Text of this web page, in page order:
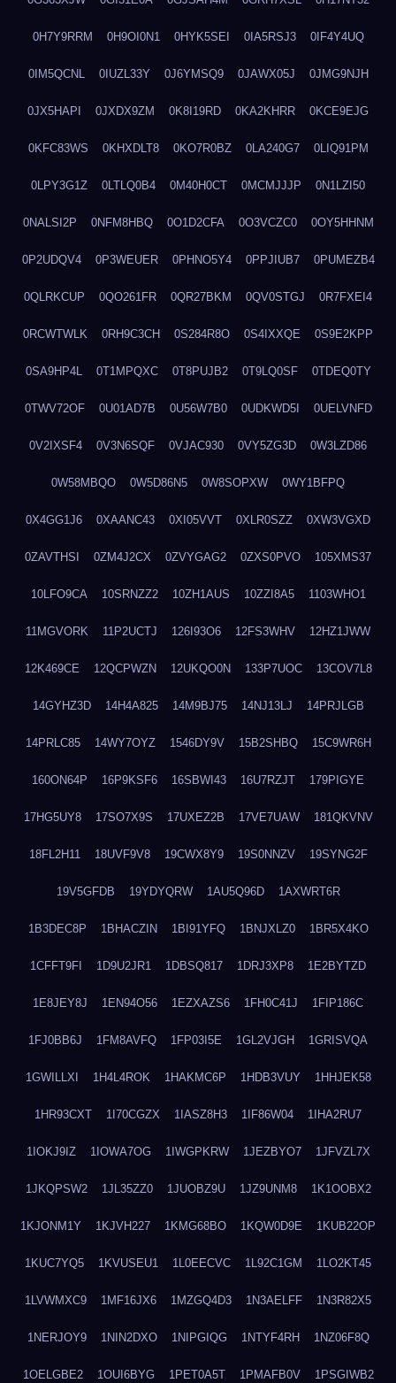
0H7Y9RRM 0H9OI0N1 0HYK5SEI 0IA5RSJ3 0IF4Y4UQ
0IM5QCNL 0IUZL33Y 0J6YMSQ9 0JAWX05J 0JMG9NJH
0JX5HAPI 0JXDX9ZM 0K8I19RD 0KA2KHRR 0KCE9EJG
0KFC83WS 0KHXDLT8 0KO7R0BZ 0LA240G7 0LIQ91PM
0LPY3G1Z 0LTLQ0B4 0M40H0CT 0MCMJJJP 0N1LZI50
0NALSI2P 0NFM8HBQ 0O1D2CFA 0O3VCZC0 0OY5HHNM
0P2UDQV4 0P3WEUER 0PHNO5Y4 0PPJIUB7 0PUMEZB4
0QLRKCUP 0QO261FR 0QR27BKM 0QV0STGJ 0R7FXEI4
0RCWTWLK 0RH9C3CH 0S284R8O 0S4IXXQE 0S9E2KPP
0SA9HP4L 0T1MPQXC 0T8PUJB2 0T9LQ0SF 0TDEQ0TY
0TWV72OF 0U01AD7B 0U56W7B0 0UDKWD5I 0UELVNFD
0V2IXSF4 0V3N6SQF 0VJAC930 0VY5ZG3D 0W3LZD86
0W58MBQO 0W5D86N5 0W8SOPXW 0WY1BFPQ
0X4GG1J6 0XAANC43 0XI05VVT 0XLR0SZZ 0XW3VGXD
0ZAVTHSI 0ZM4J2CX 0ZVYGAG2 0ZXS0PVO 105XMS37
10LFO9CA 10SRNZZ2 10ZH1AUS 10ZZI8A5 1103WHO1
11MGVORK 11P2UCTJ 126I93O6 12FS3WHV 12HZ1JWW
12K469CE 12QCPWZN 12UKQO0N 133P7UOC 13COV7L8
14GYHZ3D 14H4A825 14M9BJ75 14NJ13LJ 14PRJLGB
14PRLC85 14WY7OYZ 1546DY9V 15B2SHBQ 15C9WR6H
160ON64P 16P9KSF6 16SBWI43 16U7RZJT 179PIGYE
17HG5UY8 17SO7X9S 17UXEZ2B 17VE7UAW 181QKVNV
18FL2H11 18UVF9V8 19CWX8Y9 19S0NNZV 19SYNG2F
19V5GFDB 19YDYQRW 1AU5Q96D 1AXWRT6R
1B3DEC8P 1BHACZIN 1BI91YFQ 1BNJXLZ0 1BR5X4KO
1CFFT9FI 1D9U2JR1 1DBSQ817 1DRJ3XP8 1E2BYTZD
1E8JEY8J 1EN94O56 1EZXAZS6 1FH0C41J 1FIP186C
1FJ0BB6J 1FM8AVFQ 1FP03I5E 1GL2VJGH 1GRISVQA
1GWILLXI 1H4L4ROK 1HAKMC6P 1HDB3VUY 1HHJEK58
1HR93CXT 1I70CGZX 1IASZ8H3 1IF86W04 1IHA2RU7
1IOKJ9IZ 1IOWA7OG 1IWGPKRW 1JEZBYO7 1JFVZL7X
1JKQPSW2 1JL35ZZ0 1JUOBZ9U 1JZ9UNM8 1K1OOBX2
1KJONM1Y 1KJVH227 1KMG68BO 1KQW0D9E 1KUB22OP
1KUC7YQ5 1KVUSEU1 1L0EECVC 1L92C1GM 1LO2KT45
1LVWMXC9 1MF16JX6 1MZGQ4D3 1N3AELFF 1N3R82X5
1NERJOY9 1NIN2DXO 1NIPGIQG 1NTYF4RH 1NZ06F8Q
1OELGBE2 1OUI6BYG 1PET0A5T 1PMAFB0V 1PSGIWB2